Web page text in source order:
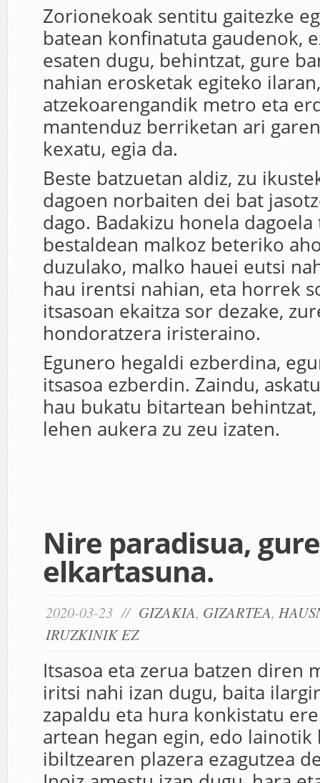
Zorionekoak sentitu gaitezke
batean konfinatuta gaudenok,
esaten dugu, behintzat, gure
nahian erosketak egiteko
atzekoarengandik metro eta
mantenduz berriketan ari
kexatu, egia da.
Beste batzuetan aldiz, zu
dagoen norbaiten dei bat
dago. Badakizu honela
bestaldean malkoz beteriko
duzulako, malko hauei eutsi
hau irentsi nahian, eta horrek
itsasoan ekaitza sor dezake,
hondoratzera iristeraino.
Egunero hegaldi ezberdina,
itsasoa ezberdin. Zaindu,
hau bukatu bitartean behintzat,
lehen aukera zu zeu izaten.
Nire paradisua, gure
elkartasuna.
2020-03-23 // GIZAKIA, GIZARTEA,
IRUZKINIK EZ
Itsasoa eta zerua batzen diren
iritsi nahi izan dugu, baita
zapaldu eta hura konkistatu
artean hegan egin, edo lainotik
ibiltzearen plazera ezagutzea